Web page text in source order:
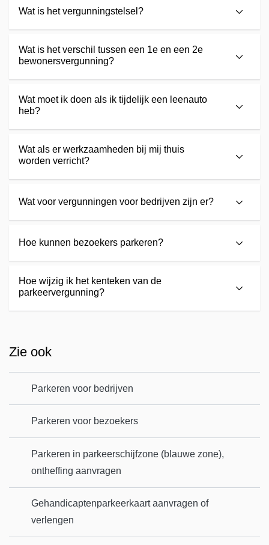
Wat is het vergunningstelsel?
Wat is het verschil tussen een 1e en een 2e
bewonersvergunning?
Wat moet ik doen als ik tijdelijk een leenauto
heb?
Wat als er werkzaamheden bij mij thuis
worden verricht?
Wat voor vergunningen voor bedrijven zijn er?
Hoe kunnen bezoekers parkeren?
Hoe wijzig ik het kenteken van de
parkeervergunning?
Zie ook
Parkeren voor bedrijven
Parkeren voor bezoekers
Parkeren in parkeerschijfzone (blauwe zone),
ontheffing aanvragen
Gehandicaptenparkeerkaart aanvragen of
verlengen